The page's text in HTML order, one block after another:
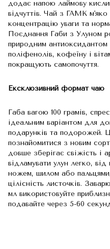
додає напою лаймову
відчуттів. Чай з ГАМК
концентрацію уваги та
Поєднання Габи з Улуном
природним антиоксидантом
поліфенолів, кофеїну і
покращують самопочуття.
Ексклюзивний формат чаю
Габа вагою 100 грамів,
ідеальним варіантом для
подарунків та подорожей.
познайомитися з новим
довше зберігає свіжість і
відламувати улун легко,
ножем, шилом або
цілісність листочків.
мл використовуйте
подавайте через 5-60